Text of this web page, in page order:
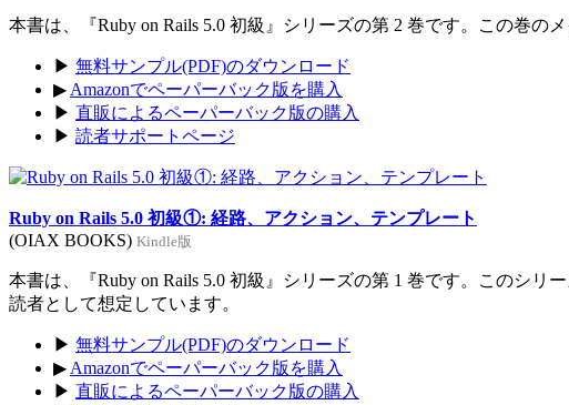
本書は、『Ruby on Rails 5.0 初級』シリーズの第 2 巻です。この巻の
▶ 無料サンプル(PDF)のダウンロード
▶ Amazonでペーパーバック版を購入
▶ 直販によるペーパーバック版の購入
▶ 読者サポートページ
Ruby on Rails 5.0 初級①: 経路、アクション、テンプレート
(OIAX BOOKS) Kindle版
本書は、『Ruby on Rails 5.0 初級』シリーズの第 1 巻です。このシリ
読者として想定しています。
▶ 無料サンプル(PDF)のダウンロード
▶ Amazonでペーパーバック版を購入
▶ 直販によるペーパーバック版の購入